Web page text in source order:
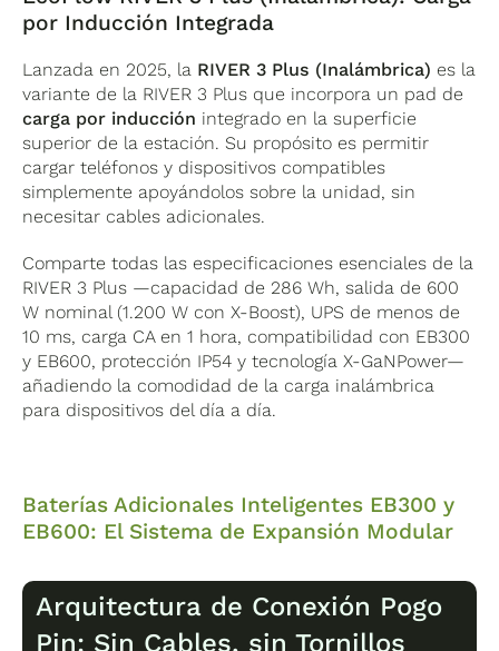
por Inducción Integrada
Lanzada en 2025, la RIVER 3 Plus (Inalámbrica) es la
variante de la RIVER 3 Plus que incorpora un pad de
carga por inducción integrado en la superficie
superior de la estación. Su propósito es permitir
cargar teléfonos y dispositivos compatibles
simplemente apoyándolos sobre la unidad, sin
necesitar cables adicionales.
Comparte todas las especificaciones esenciales de la
RIVER 3 Plus —capacidad de 286 Wh, salida de 600
W nominal (1.200 W con X-Boost), UPS de menos de
10 ms, carga CA en 1 hora, compatibilidad con EB300
y EB600, protección IP54 y tecnología X-GaNPower—
añadiendo la comodidad de la carga inalámbrica
para dispositivos del día a día.
Baterías Adicionales Inteligentes EB300 y
EB600: El Sistema de Expansión Modular
Arquitectura de Conexión Pogo
Pin: Sin Cables, sin Tornillos